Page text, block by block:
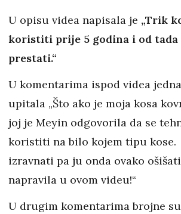
U opisu videa napisala je „Trik
koristiti prije 5 godina i od tada
prestati.“
U komentarima ispod videa
upitala „Što ako je moja kosa
joj je Meyin odgovorila da se
koristiti na bilo kojem tipu kose.
izravnati pa ju onda ovako
napravila u ovom videu!“
U drugim komentarima brojne